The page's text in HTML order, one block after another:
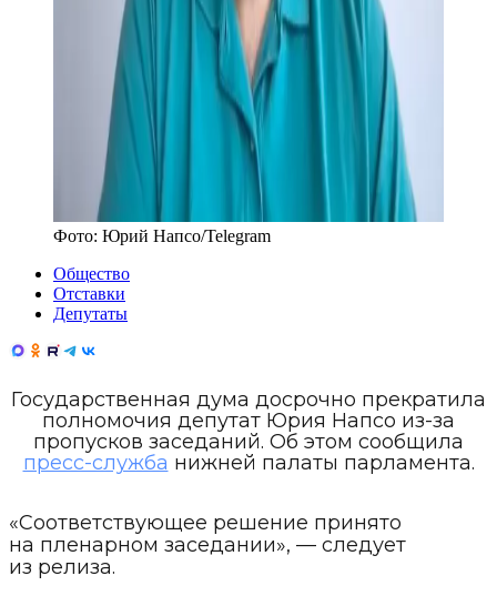
Фото: Юрий Напсо/Telegram
Общество
Отставки
Депутаты
Государственная дума досрочно прекратила
полномочия депутат Юрия Напсо из-за
пропусков заседаний. Об этом сообщила
пресс-служба нижней палаты парламента.
«Соответствующее решение принято
на пленарном заседании», — следует
из релиза.